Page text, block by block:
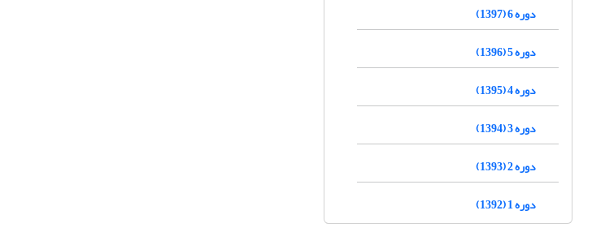
دوره 6 (1397)
دوره 5 (1396)
دوره 4 (1395)
دوره 3 (1394)
دوره 2 (1393)
دوره 1 (1392)